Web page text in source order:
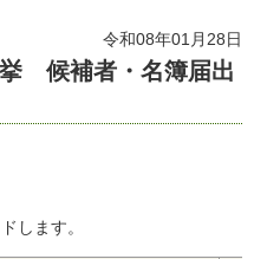
令和08年01月28日
候補者・名簿届出
します。